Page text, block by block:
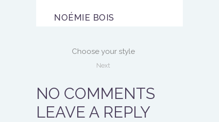
NOÉMIE BOIS
Choose your style
Next
NO COMMENTS
LEAVE A REPLY